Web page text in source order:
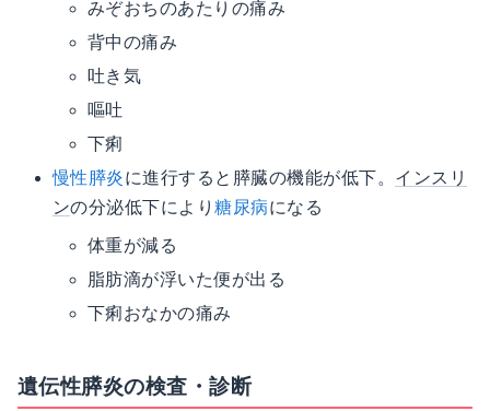
みぞおちのあたりの痛み
背中の痛み
吐き気
嘔吐
下痢
慢性膵炎に進行すると膵臓の機能が低下。 インスリ
ンの分泌低下により糖尿病になる
体重が減る
脂肪滴が浮いた便が出る
下痢おなかの痛み
遺伝性膵炎の検査・診断